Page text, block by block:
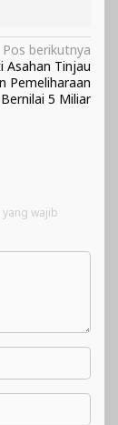
Pos berikutnya
Asahan Tinjau
Pemeliharaan
Bernilai 5 Miliar
yang wajib